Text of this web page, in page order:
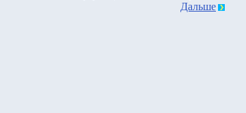
Дальше